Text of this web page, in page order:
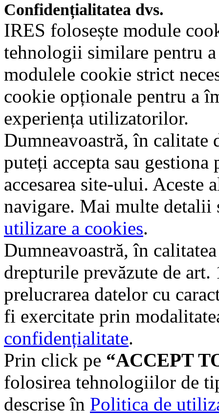
Confidențialitatea dvs.
IRES folosește module
tehnologii similare pentru a
modulele cookie strict
cookie opționale pentru a
experiența utilizatorilor.
Dumneavoastră, în calitate
puteți accepta sau
accesarea site-ului. Aceste
navigare. Mai multe
utilizare a cookies.
Dumneavoastră, în
drepturile prevăzute de
prelucrarea datelor cu
fi exercitate prin
confidențialitate.
Prin click pe “ACCEPT
folosirea tehnologiilor de
descrise în Politica de